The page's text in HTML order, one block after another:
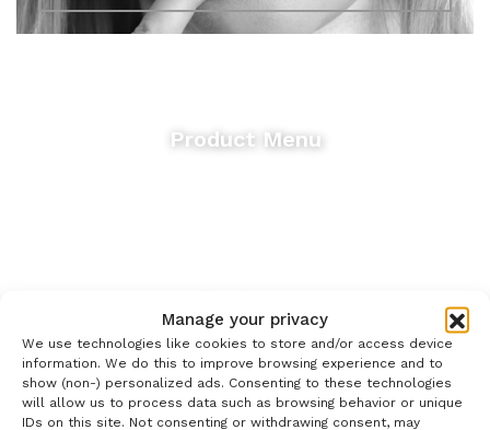
Manage your privacy
We use technologies like cookies to store and/or access device
information. We do this to improve browsing experience and to
show (non-) personalized ads. Consenting to these technologies
will allow us to process data such as browsing behavior or unique
IDs on this site. Not consenting or withdrawing consent, may
Product Menu